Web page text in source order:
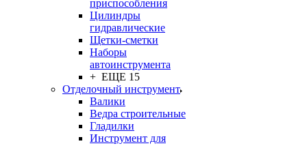
приспособления
Цилиндры
гидравлические
Щетки-сметки
Наборы
автоинструмента
+ ЕЩЕ 15
Отделочный инструмент
Валики
Ведра строительные
Гладилки
Инструмент для